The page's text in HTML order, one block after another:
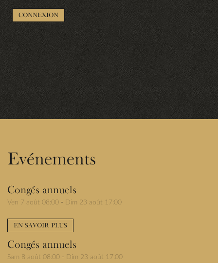
CONNEXION
Evénements
Congés annuels
Ven 7 août 08:00 - Dim 23 août 17:00
EN SAVOIR PLUS
Congés annuels
Sam 8 août 08:00 - Dim 23 août 17:00